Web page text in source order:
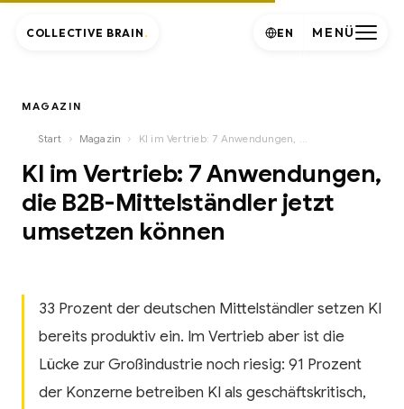
MAGAZIN
Start › Magazin ›
KI im Vertrieb: 7 Anwendungen,
die B2B-Mittelständler jetzt
umsetzen können
33 Prozent der deutschen Mittelständler setzen KI
bereits produktiv ein. Im Vertrieb aber ist die
Lücke zur Großindustrie noch riesig: 91 Prozent
der Konzerne betreiben KI als geschäftskritisch,
COLLECTIVE BRAIN . MENÜ
EN